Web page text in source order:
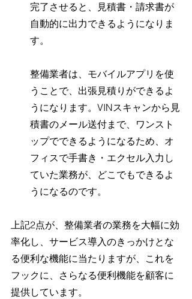
完了させると、見積書・請求書が
自動的に出力できるようになりま
す。
整備業者は、モバイルアプリを使
うことで、出張見積りができるよ
うになります。VINスキャンから見
積書のメール送付まで、ワンスト
ップでできるようになるため、オ
フィスで手書き・エクセル入力し
ていた業務が、どこでもできるよ
うになるのです。
上記2点が、整備業者の業務を大幅に効
率化し、サービス導入のきっかけとな
る便利な機能に当たりますが、これを
フックに、さらなる便利機能を顧客に
提供しています。